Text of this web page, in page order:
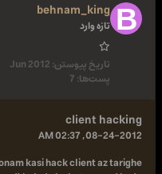
behnam_king
تازه وارد
تاریخ پیوستن:Jun 2012
پست‌ها:7
client hacking
08-24-2012, 02:37 AM
kasi hack client az tarighe